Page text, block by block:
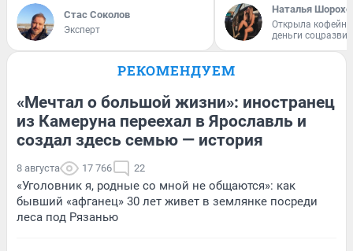
Стас Соколов
Эксперт
Наталья
Открыла
деньги
РЕКОМЕНДУЕМ
«Мечтал о большой жизни»: иностранец
из Камеруна переехал в Ярославль и
создал здесь семью — история
8 августа 17 766 22
«Уголовник я, родные со мной не общаются»: как
бывший «афганец» 30 лет живет в землянке посреди
леса под Рязанью